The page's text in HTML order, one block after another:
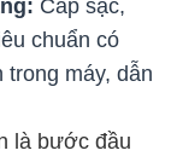
Cáp sạc,
chuẩn có
máy, dẫn
là bước đầu